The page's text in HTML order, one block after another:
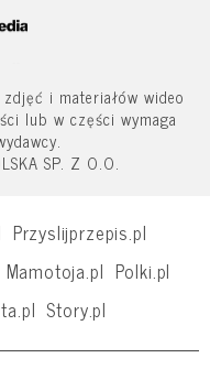
i materiałów wideo
lub w części wymaga
SP. Z O.O.
Przyslijprzepis.pl
Mamotoja.pl Polki.pl
Story.pl